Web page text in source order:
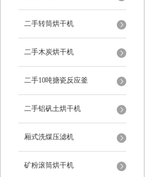
二手转筒烘干机
二手木炭烘干机
二手10吨搪瓷反应釜
二手铝矾土烘干机
厢式洗煤压滤机
矿粉滚筒烘干机